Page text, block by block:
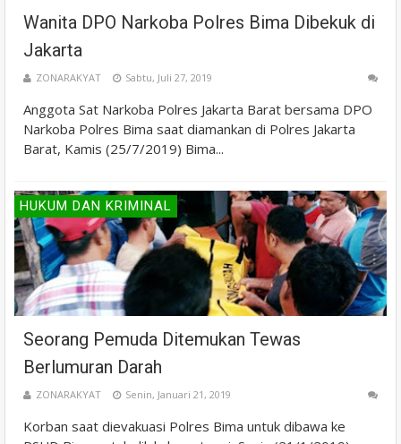
Wanita DPO Narkoba Polres Bima Dibekuk di
Jakarta
ZONARAKYAT Sabtu, Juli 27, 2019
Anggota Sat Narkoba Polres Jakarta Barat bersama DPO
Narkoba Polres Bima saat diamankan di Polres Jakarta
Barat, Kamis (25/7/2019) Bima...
HUKUM DAN KRIMINAL
Seorang Pemuda Ditemukan Tewas
Berlumuran Darah
ZONARAKYAT Senin, Januari 21, 2019
Korban saat dievakuasi Polres Bima untuk dibawa ke